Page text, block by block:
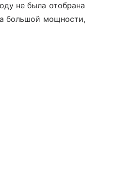
не была отобрана
большой мощности,